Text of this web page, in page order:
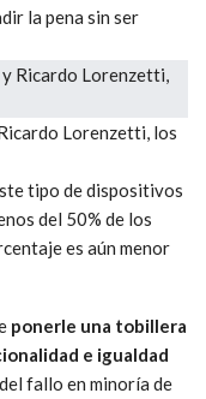
la pena sin ser
Lorenzetti, los
tipo de dispositivos
del 50% de los
es aún menor
ponerle una tobillera
e igualdad
fallo en minoría de